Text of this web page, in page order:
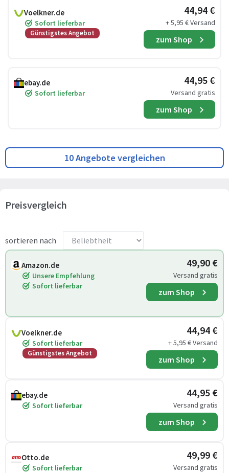
Voelkner.de
Sofort lieferbar
Günstigstes Angebot
44,94 €
+ 5,95 € Versand
zum Shop
ebay.de
Sofort lieferbar
44,95 €
Versand gratis
zum Shop
10 Angebote vergleichen
Preisvergleich
sortieren nach
Amazon.de
Unsere Empfehlung
Sofort lieferbar
49,90 €
Versand gratis
zum Shop
Voelkner.de
Sofort lieferbar
Günstigstes Angebot
44,94 €
+ 5,95 € Versand
zum Shop
ebay.de
Sofort lieferbar
44,95 €
Versand gratis
zum Shop
Otto.de
Sofort lieferbar
49,99 €
Versand gratis